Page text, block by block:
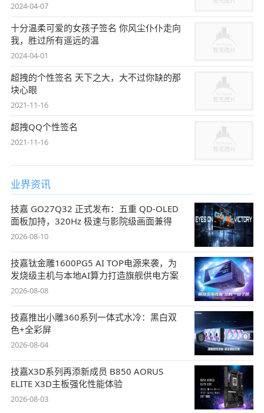
2024-04-07
十分温柔可爱的女孩子签名 你风尘仆仆走向
我，胜过所有遥远的温
2024-04-01
超拽的个性签名 天下之大，大不过你缺的那
块心眼
2021-11-16
超拽QQ个性签名
2021-11-16
业界资讯
技嘉 GO27Q32 正式发布：五重 QD-OLED
面板加持，320Hz 极速与影院级画面兼得
2026-08-10
技嘉钛金雕1600PG5 AI TOP电源来袭，为
发烧级主机与本地AI算力打造旗舰供电方案
2026-08-08
技嘉推出小雕360系列一体式水冷：黑白双
色+全彩屏
2026-08-04
技嘉X3D系列再添新成员 B850 AORUS
ELITE X3D主板强化性能体验
2026-08-03